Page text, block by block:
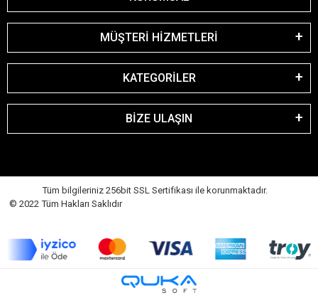
MÜŞTERİ HİZMETLERİ
KATEGORİLER
BİZE ULAŞIN
Tüm bilgileriniz 256bit SSL Sertifikası ile korunmaktadır.
© 2022 Tüm Hakları Saklıdır